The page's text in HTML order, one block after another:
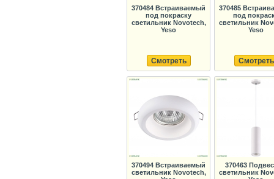
370484 Встраиваемый
под покраску
светильник Novotech,
Yeso
Смотреть
370485
под
светильник
Yeso
Смотреть
370494 Встраиваемый
светильник Novotech,
370463
светильник